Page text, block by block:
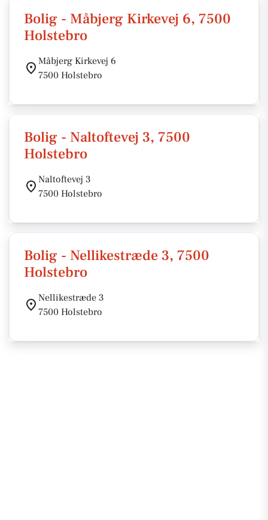
Bolig - Måbjerg Kirkevej 6, 7500
Holstebro
Måbjerg Kirkevej 6
7500 Holstebro
Bolig - Naltoftevej 3, 7500
Holstebro
Naltoftevej 3
7500 Holstebro
Bolig - Nellikestræde 3, 7500
Holstebro
Nellikestræde 3
7500 Holstebro